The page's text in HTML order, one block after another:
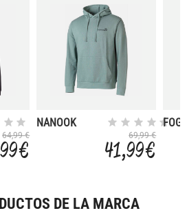
64,99 €
€
NANOOK
69,99 €
41,99 €
DE LA MARCA